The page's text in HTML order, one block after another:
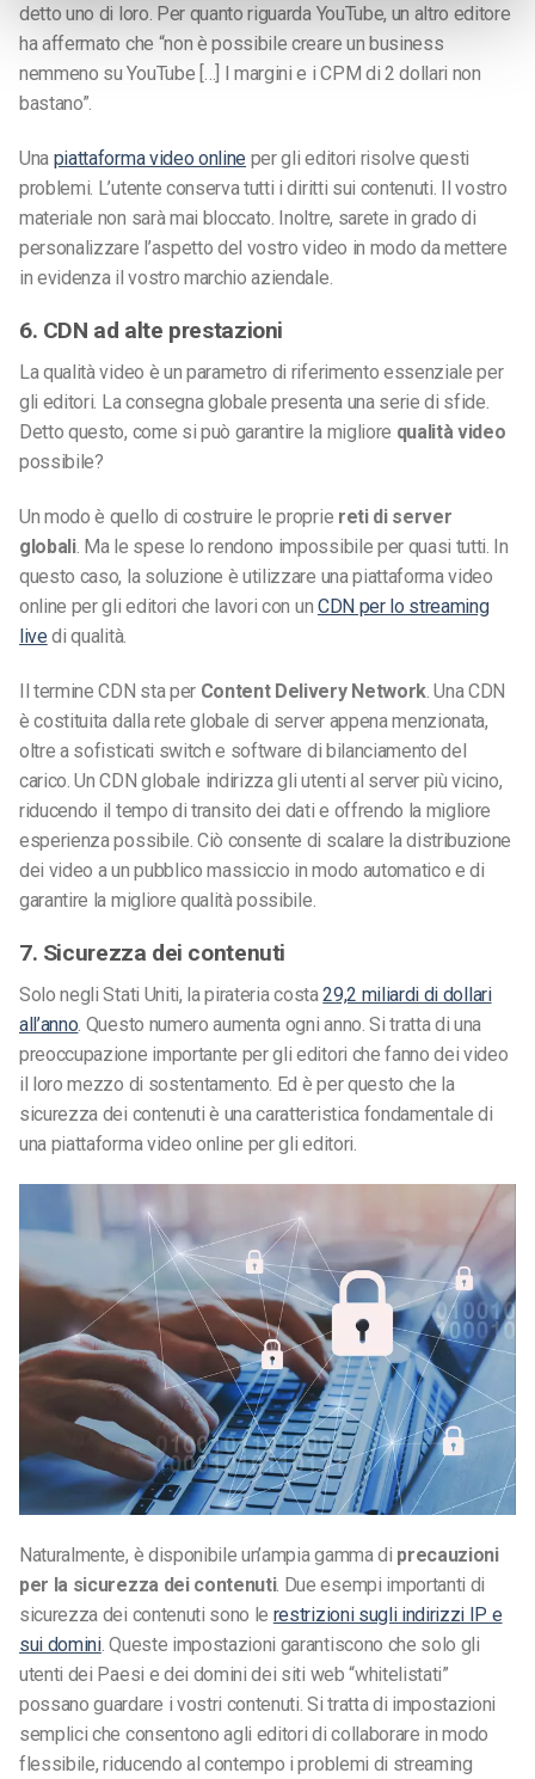
detto uno di loro. Per quanto riguarda YouTube, un altro editore
ha affermato che “non è possibile creare un business
nemmeno su YouTube […] I margini e i CPM di 2 dollari non
bastano”.
Una piattaforma video online per gli editori risolve questi
problemi. L’utente conserva tutti i diritti sui contenuti. Il vostro
materiale non sarà mai bloccato. Inoltre, sarete in grado di
personalizzare l’aspetto del vostro video in modo da mettere
in evidenza il vostro marchio aziendale.
6. CDN ad alte prestazioni
La qualità video è un parametro di riferimento essenziale per
gli editori. La consegna globale presenta una serie di sfide.
Detto questo, come si può garantire la migliore qualità video
possibile?
Un modo è quello di costruire le proprie reti di server
globali. Ma le spese lo rendono impossibile per quasi tutti. In
questo caso, la soluzione è utilizzare una piattaforma video
online per gli editori che lavori con un CDN per lo streaming
live di qualità.
Il termine CDN sta per Content Delivery Network. Una CDN
è costituita dalla rete globale di server appena menzionata,
oltre a sofisticati switch e software di bilanciamento del
carico. Un CDN globale indirizza gli utenti al server più vicino,
riducendo il tempo di transito dei dati e offrendo la migliore
esperienza possibile. Ciò consente di scalare la distribuzione
dei video a un pubblico massiccio in modo automatico e di
garantire la migliore qualità possibile.
7. Sicurezza dei contenuti
Solo negli Stati Uniti, la pirateria costa29,2 miliardi di dollari
all’anno. Questo numero aumenta ogni anno. Si tratta di una
preoccupazione importante per gli editori che fanno dei video
il loro mezzo di sostentamento. Ed è per questo che la
sicurezza dei contenuti è una caratteristica fondamentale di
una piattaforma video online per gli editori.
Naturalmente, è disponibile un’ampia gamma di precauzioni
per la sicurezza dei contenuti. Due esempi importanti di
sicurezza dei contenuti sono le restrizioni sugli indirizzi IP e
sui domini. Queste impostazioni garantiscono che solo gli
utenti dei Paesi e dei domini dei siti web “whitelistati”
possano guardare i vostri contenuti. Si tratta di impostazioni
semplici che consentono agli editori di collaborare in modo
flessibile, riducendo al contempo i problemi di streaming